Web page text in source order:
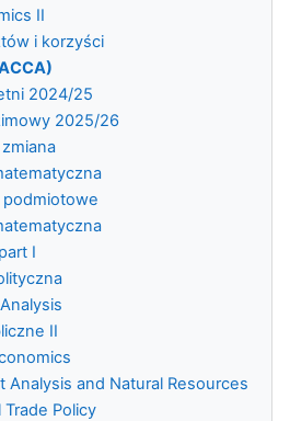
II
i korzyści
2024/25
2025/26
podmiotowe
I
II
Analysis and Natural Resources
Policy